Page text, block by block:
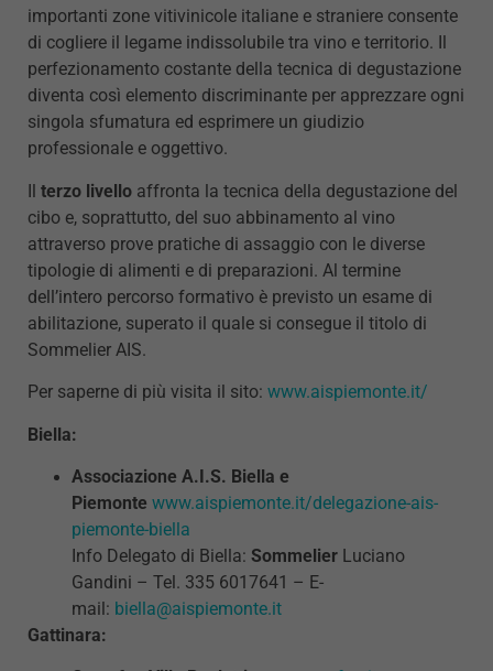
importanti zone vitivinicole italiane e straniere consente
di cogliere il legame indissolubile tra vino e territorio. Il
perfezionamento costante della tecnica di degustazione
diventa così elemento discriminante per apprezzare ogni
singola sfumatura ed esprimere un giudizio
professionale e oggettivo.
Il terzo livello affronta la tecnica della degustazione del
cibo e, soprattutto, del suo abbinamento al vino
attraverso prove pratiche di assaggio con le diverse
tipologie di alimenti e di preparazioni. Al termine
dell’intero percorso formativo è previsto un esame di
abilitazione, superato il quale si consegue il titolo di
Sommelier AIS.
Per saperne di più visita il sito: www.aispiemonte.it/
Biella:
Associazione A.I.S. Biella e
Piemonte www.aispiemonte.it/delegazione-ais-
piemonte-biella
Info Delegato di Biella: Sommelier Luciano
Gandini – Tel. 335 6017641 – E-
mail: biella@aispiemonte.it
Gattinara: